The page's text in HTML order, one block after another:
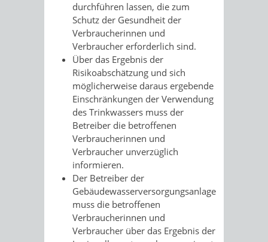
durchführen lassen, die zum
Schutz der Gesundheit der
Verbraucherinnen und
Verbraucher erforderlich sind.
Über das Ergebnis der
Risikoabschätzung und sich
möglicherweise daraus ergebende
Einschränkungen der Verwendung
des Trinkwassers muss der
Betreiber die betroffenen
Verbraucherinnen und
Verbraucher unverzüglich
informieren.
Der Betreiber der
Gebäudewasserversorgungsanlage
muss die betroffenen
Verbraucherinnen und
Verbraucher über das Ergebnis der